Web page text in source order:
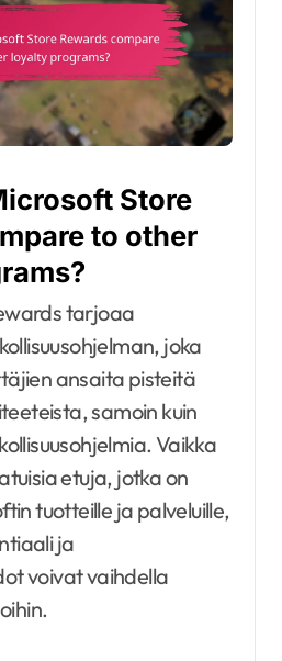
Store
to other
tarjoaa
joka
ansaita pisteitä
samoin kuin
Vaikka
etuja, jotka on
tuotteille ja palveluille,
ja
voivat vaihdella